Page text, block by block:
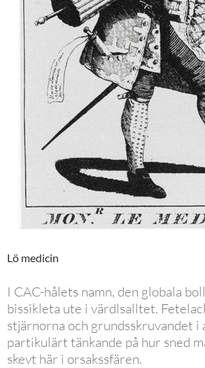
Lö medicin
I CAC-hålets namn, den globala
bissikleta ute i värdlsalltet.
stjärnorna och grundsskruvandet i
partikulärt tänkande på hur sned
skevt här i orsakssfären.